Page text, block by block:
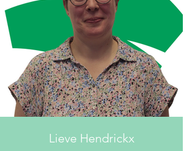
Lieve Hendrickx